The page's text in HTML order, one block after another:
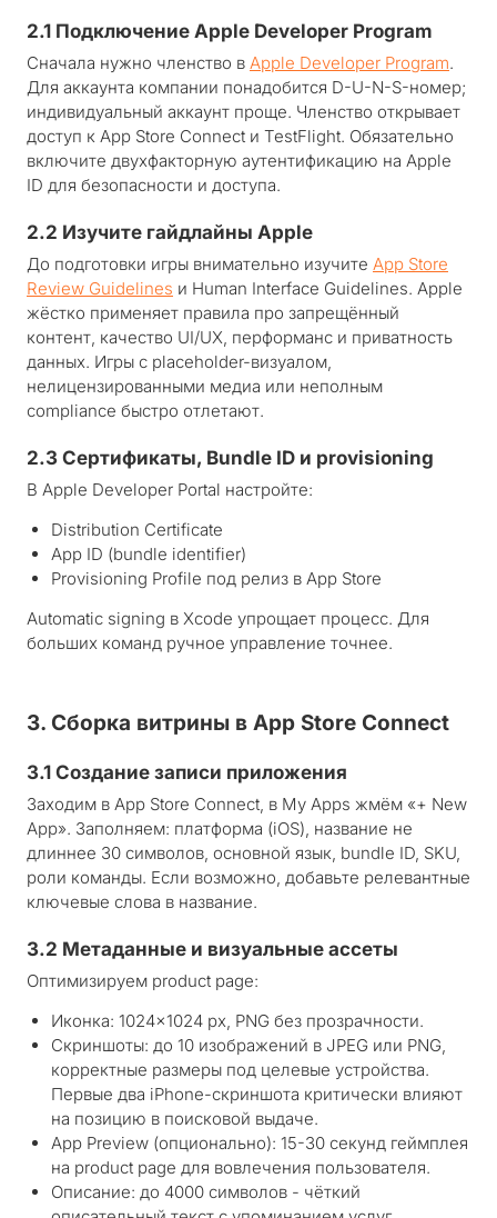
2.1 Подключение Apple Developer Program
Сначала нужно членство в Apple Developer Program.
Для аккаунта компании понадобится D-U-N-S-номер;
индивидуальный аккаунт проще. Членство открывает
доступ к App Store Connect и TestFlight. Обязательно
включите двухфакторную аутентификацию на Apple
ID для безопасности и доступа.
2.2 Изучите гайдлайны Apple
До подготовки игры внимательно изучите App Store
Review Guidelines и Human Interface Guidelines. Apple
жёстко применяет правила про запрещённый
контент, качество UI/UX, перформанс и приватность
данных. Игры с placeholder-визуалом,
нелицензированными медиа или неполным
compliance быстро отлетают.
2.3 Сертификаты, Bundle ID и provisioning
В Apple Developer Portal настройте:
Distribution Certificate
App ID (bundle identifier)
Provisioning Profile под релиз в App Store
Automatic signing в Xcode упрощает процесс. Для
больших команд ручное управление точнее.
3. Сборка витрины в App Store Connect
3.1 Создание записи приложения
Заходим в App Store Connect, в My Apps жмём «+ New
App». Заполняем: платформа (iOS), название не
длиннее 30 символов, основной язык, bundle ID, SKU,
роли команды. Если возможно, добавьте релевантные
ключевые слова в название.
3.2 Метаданные и визуальные ассеты
Оптимизируем product page:
Иконка: 1024×1024 px, PNG без прозрачности.
Скриншоты: до 10 изображений в JPEG или PNG,
корректные размеры под целевые устройства.
Первые два iPhone-скриншота критически влияют
на позицию в поисковой выдаче.
App Preview (опционально): 15-30 секунд геймплея
на product page для вовлечения пользователя.
Описание: до 4000 символов - чёткий